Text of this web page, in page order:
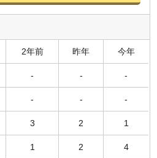
2年前 昨年 今年
- - -
- - -
3 2 1
1 2 4